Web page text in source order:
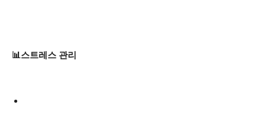
📊스트레스 관리